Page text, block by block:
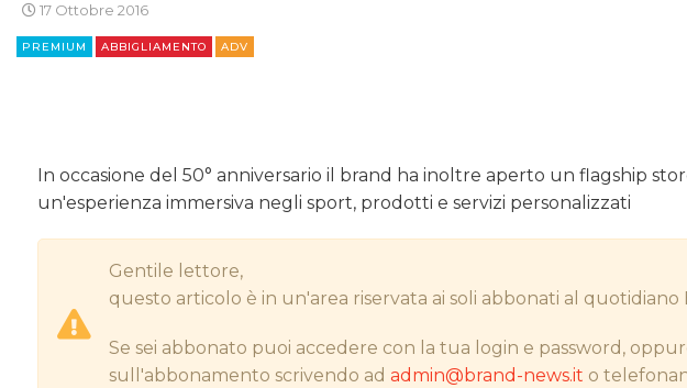
RICERCHE
NORMATIVE
TREND
17 Ottobre 2016
PREMIUM ABBIGLIAMENTO ADV
In occasione del 50° anniversario il brand ha inoltre aperto un flagship
un'esperienza immersiva negli sport, prodotti e servizi personalizzati
Gentile lettore,
questo articolo è in un'area riservata ai soli abbonati al quotidiano
Se sei abbonato puoi accedere con la tua login e password,
sull'abbonamento scrivendo adadmin@brand-news.it o